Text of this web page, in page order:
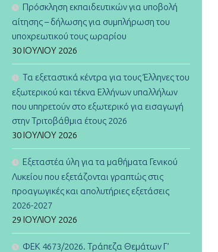
Πρόσκληση εκπαιδευτικών για υποβολή
αίτησης – δήλωσης για συμπλήρωση του
υποχρεωτικού τους ωραρίου
30 ΙΟΥΛΊΟΥ 2026
Τα εξεταστικά κέντρα για τους Έλληνες του
εξωτερικού και τέκνα Ελλήνων υπαλλήλων
που υπηρετούν στο εξωτερικό για εισαγωγή
στην Τριτοβάθμια έτους 2026
30 ΙΟΥΛΊΟΥ 2026
Εξεταστέα ύλη για τα μαθήματα Γενικού
Λυκείου που εξετάζονται γραπτώς στις
προαγωγικές και απολυτήριες εξετάσεις
2026-2027
29 ΙΟΥΛΊΟΥ 2026
ΦΕΚ 4673/2026. Τράπεζα Θεμάτων Γ’